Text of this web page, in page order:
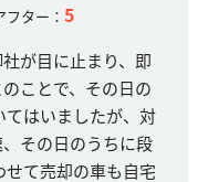
フター： 5
が目に止まり、即
ことで、その日の
てはいましたが、対
その日のうちに段
て売却の車も自宅